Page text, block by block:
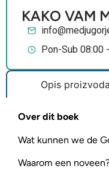
KAKO VAM
Pon-Sub 08:00
Opis proizvoda
Over dit boek
Wat kunnen we de
Waarom een